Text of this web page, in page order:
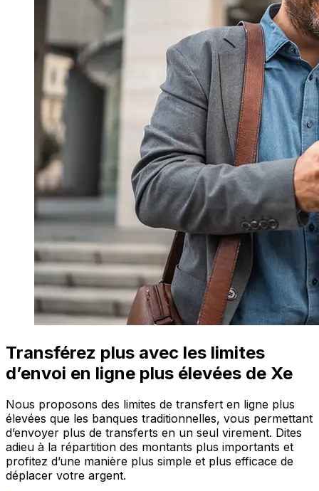
Transférez plus avec les limites
d’envoi en ligne plus élevées de Xe
Nous proposons des limites de transfert en ligne plus
élevées que les banques traditionnelles, vous permettant
d’envoyer plus de transferts en un seul virement. Dites
adieu à la répartition des montants plus importants et
profitez d’une manière plus simple et plus efficace de
déplacer votre argent.